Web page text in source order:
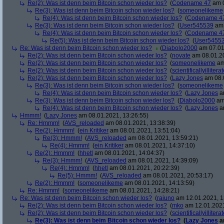
Re(2): Was ist denn beim Bitcoin schon wieder los? (Codename 47 am
Re(3): Was ist denn beim Bitcoin schon wieder los? (someonelikeme
Re(4): Was ist denn beim Bitcoin schon wieder los? (Codename
Re(3): Was ist denn beim Bitcoin schon wieder los? (User545539
Re(4): Was ist denn beim Bitcoin schon wieder los? (Codename
Re(5): Was ist denn beim Bitcoin schon wieder los? (
Re: Was ist denn beim Bitcoin schon wieder los?
(Diabolo2000 am
Re(2): Was ist denn beim Bitcoin schon wieder los? (novate am
Re(2): Was ist denn beim Bitcoin schon wieder los? (someonelikeme
Re(2): Was ist denn beim Bitcoin schon wieder los? (
Re(2): Was ist denn beim Bitcoin schon wieder los? (Lazy Jones am
Re(3): Was ist denn beim Bitcoin schon wieder los? (someonelikeme
Re(4): Was ist denn beim Bitcoin schon wieder los? (Lazy Jones
Re(3): Was ist denn beim Bitcoin schon wieder los? (Diabolo2000
Re(4): Was ist denn beim Bitcoin schon wieder los? (Lazy Jones
Hmmm! (Lazy Jones am 08.01.2021, 13:26:55)
Re: Hmmm! (AVS_reloaded am 08.01.2021, 13:38:39)
Re(2): Hmmm! (ein Kritiker am 08.01.2021, 13:51:04)
Re(3): Hmmm! (AVS_reloaded am 08.01.2021, 13:59:21)
Re(4): Hmmm! (ein Kritiker am 08.01.2021, 14:37:10)
Re(2): Hmmm! (hhetl am 08.01.2021, 14:04:37)
Re(3): Hmmm! (AVS_reloaded am 08.01.2021, 14:39:09)
Re(4): Hmmm! (hhetl am 08.01.2021, 20:22:39)
Re(5): Hmmm! (AVS_reloaded am 08.01.2021, 20:53:17)
Re(2): Hmmm! (someonelikeme am 08.01.2021, 14:13:59)
Re: Hmmm! (someonelikeme am 08.01.2021, 14:28:21)
Re: Was ist denn beim Bitcoin schon wieder los? (raiuno am 12.01.2021,
Re(2): Was ist denn beim Bitcoin schon wieder los? (mko am
Re(2): Was ist denn beim Bitcoin schon wieder los? (
Re(3): Was ist denn beim Bitcoin schon wieder los? (Lazy Jones